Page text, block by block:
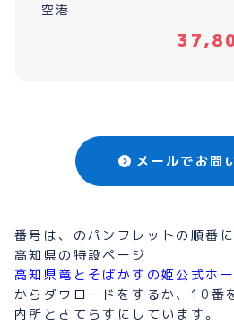
空港
メールでお問
番号は、のパンフレットの順番
高知県の特設ページ
高知県竜とそばかすの姫公式ホ
からダウロードをするか、10番
内所とさてらすにしています。